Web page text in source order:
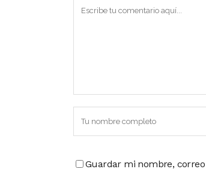
Guardar mi nombre,